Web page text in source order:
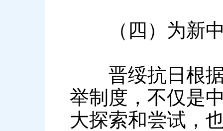
（四）为新中
晋绥抗日根据
举制度，不仅是
大探索和尝试，